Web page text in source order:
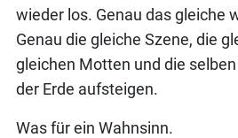
wieder los. Genau das gleiche
Genau die gleiche Szene, die
gleichen Motten und die
der Erde aufsteigen.
Was für ein Wahnsinn.